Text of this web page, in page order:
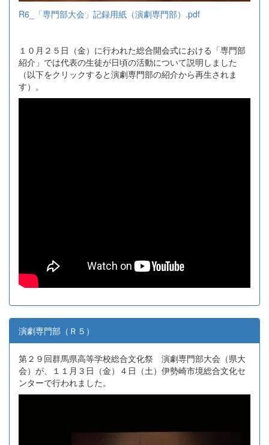
R6_「専門部大会」記録用紙（演劇専門部）.pdf
１０月２５日（金）に行われた総合開会式における「専門部
紹介」では代表の生徒が日頃の活動について説明しました
（以下をクリックすると演劇専門部の紹介から再生されま
す）。
演劇専門部（Ｒ５）
第２９回群馬県高等学校総合文化祭 演劇専門部大会（県大
会）が、１１月３日（金）４日（土）伊勢崎市境総合文化セ
ンターで行われました。